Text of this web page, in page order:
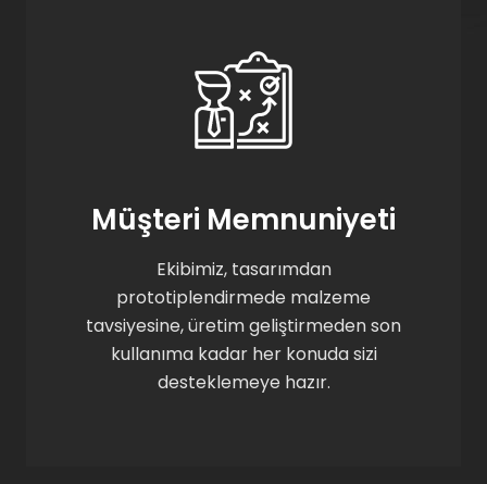
Müşteri Memnuniyeti
Ekibimiz, tasarımdan
prototiplendirmede malzeme
tavsiyesine, üretim geliştirmeden son
kullanıma kadar her konuda sizi
desteklemeye hazır.